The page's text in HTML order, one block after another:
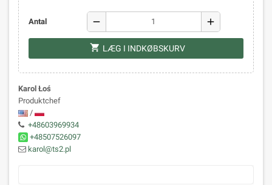
Antal remove add
shopping_cart LÆG I INDKØBSKURV
Karol Łoś
Produktchef
/
+48603969934
+48507526097
karol@ts2.pl